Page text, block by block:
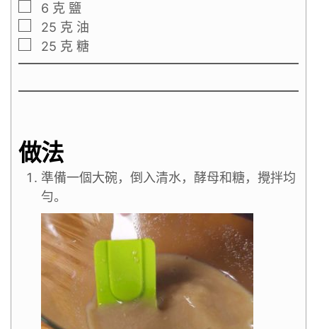
6 克 鹽
25 克 油
25 克 糖
做法
準備一個大碗，倒入清水，酵母和糖，攪拌均
勻。